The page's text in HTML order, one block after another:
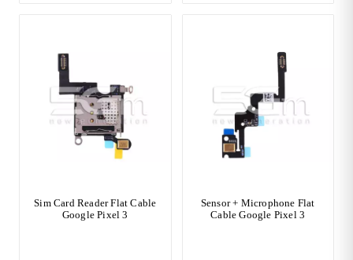
Sim Card Reader Flat Cable
Google Pixel 3
Sensor + Microphone Flat
Cable Google Pixel 3